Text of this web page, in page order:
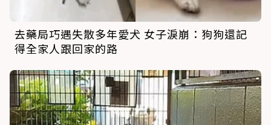
去藥局巧遇失散多年愛犬 女子淚崩：狗狗還記
得全家人跟回家的路